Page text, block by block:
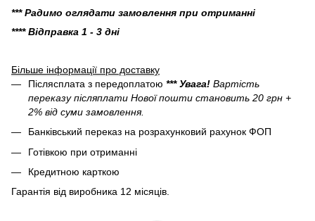
*** Радимо оглядати замовлення при отриманні
**** Відправка 1 - 3 дні
Більше інформації про доставку
Післясплата з передоплатою *** Увага! Вартість
переказу післяплати Нової пошти становить 20 грн +
2% від суми замовлення.
Банківський переказ на розрахунковий рахунок ФОП
Готівкою при отриманні
Кредитною карткою
Гарантія від виробника 12 місяців.